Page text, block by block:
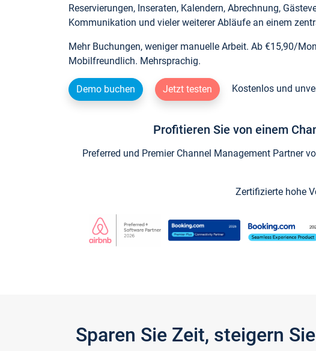
Reservierungen, Inseraten, Kalendern, Abrechnung,
Kommunikation und vieler weiterer Abläufe an einem
Mehr Buchungen, weniger manuelle Arbeit. Ab €15,90/
Mobilfreundlich. Mehrsprachig.
Demo buchen Jetzt testen Kostenlos und
Profitieren Sie von einem
Preferred und Premier Channel Management Partner
Zertifizierte hohe
Sparen Sie Zeit, steigern